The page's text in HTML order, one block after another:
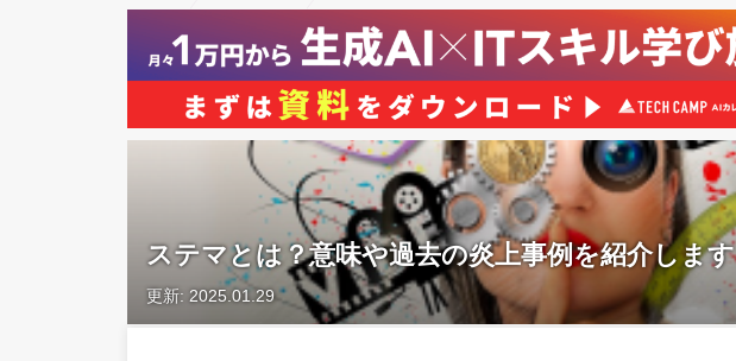
ステマとは？意味や過去の炎上事例を紹介します
更新: 2025.01.29